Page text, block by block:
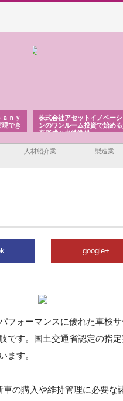
社アセットイノベーショ
ンルーム投資で始める資
と老後準備
庭楽株式
と名古屋
間
人材紹介業 製造業
google+
フォーマンスに優れた車検
です。国土交通省認定の指
ます。
の購入や維持管理に必要